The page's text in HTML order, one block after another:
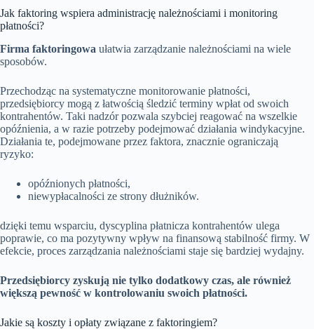
Jak faktoring wspiera administrację należnościami i monitoring
płatności?
Firma faktoringowa ułatwia zarządzanie należnościami na wiele
sposobów.
Przechodząc na systematyczne monitorowanie płatności,
przedsiębiorcy mogą z łatwością śledzić terminy wpłat od swoich
kontrahentów. Taki nadzór pozwala szybciej reagować na wszelkie
opóźnienia, a w razie potrzeby podejmować działania windykacyjne.
Działania te, podejmowane przez faktora, znacznie ograniczają
ryzyko:
opóźnionych płatności,
niewypłacalności ze strony dłużników.
dzięki temu wsparciu, dyscyplina płatnicza kontrahentów ulega
poprawie, co ma pozytywny wpływ na finansową stabilność firmy. W
efekcie, proces zarządzania należnościami staje się bardziej wydajny.
Przedsiębiorcy zyskują nie tylko dodatkowy czas, ale również
większą pewność w kontrolowaniu swoich płatności.
Jakie są koszty i opłaty związane z faktoringiem?